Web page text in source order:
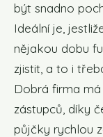
být snadno
Ideální je,
nějakou dobu
zjistit, a to i
Dobrá firma
zástupců, díky
půjčky rychlou